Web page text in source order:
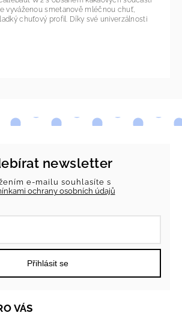
vyváženou smetanově mléčnou chuť,
chuťový profil. Díky své univerzálnosti
newsletter
e-mailu souhlasíte s
ochrany osobních údajů
Přihlásit se
VÁS